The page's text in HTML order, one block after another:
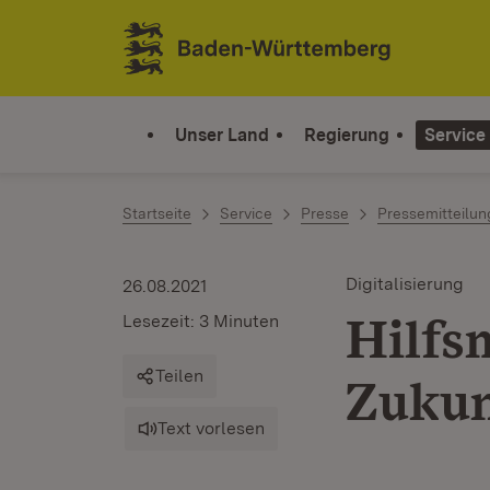
Zum Inhalt springen
Link zur Startseite
Unser Land Regierung Service
Startseite Service Presse
Digitalisierung
26.08.2021
Lesezeit: 3 Minuten
Teilen
Text vorlesen